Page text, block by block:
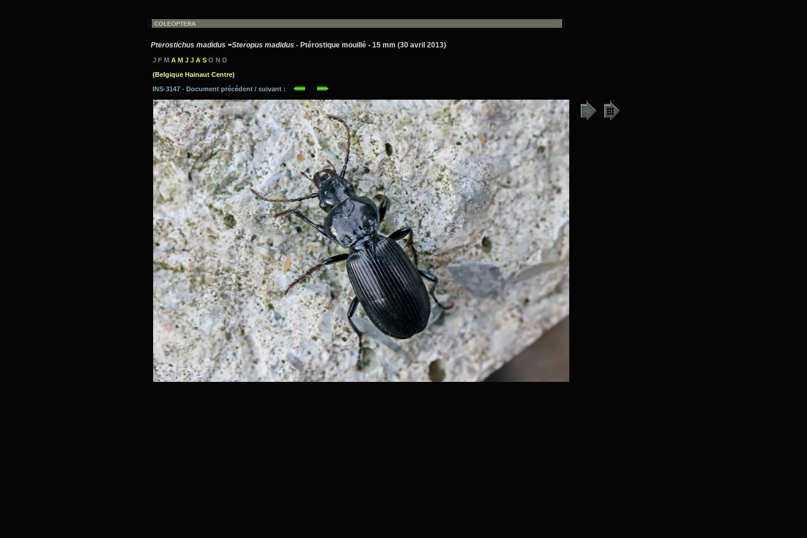
Pterostichus madidus =Steropus madidus - Ptérostique mouillé - 15 mm (30 avril 2013)
J F M A M J J A S O N D
(Belgique Hainaut Centre)
INS-3147 - Document précédent / suivant :